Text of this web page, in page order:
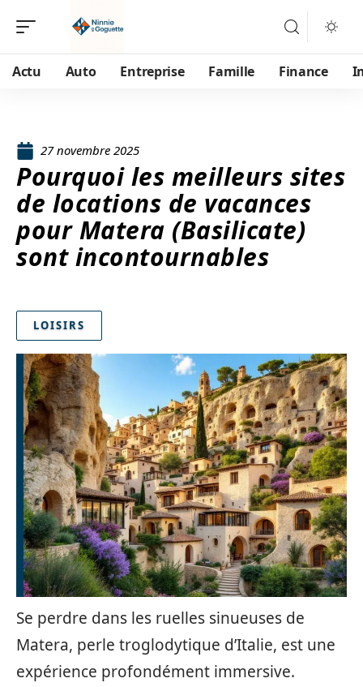
Actu Auto Entreprise Famille Finance
27 novembre 2025
Pourquoi les meilleurs sites
de locations de vacances
pour Matera (Basilicate)
sont incontournables
LOISIRS
Se perdre dans les ruelles sinueuses de
Matera, perle troglodytique d’Italie, est une
expérience profondément immersive.